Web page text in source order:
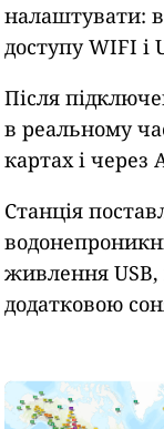
налаштувати:
доступу WIFI і
Після
в реальному
картах і через
Станція
живлення
додатковою